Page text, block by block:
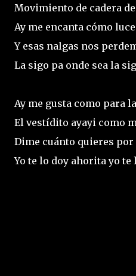
Movimiento de cadera
Ay me encanta cómo
Y esas nalgas nos
La sigo pa onde sea la
Ay me gusta como para
El vestídito ayayi como
Dime cuánto quieres por
Yo te lo doy ahorita yo